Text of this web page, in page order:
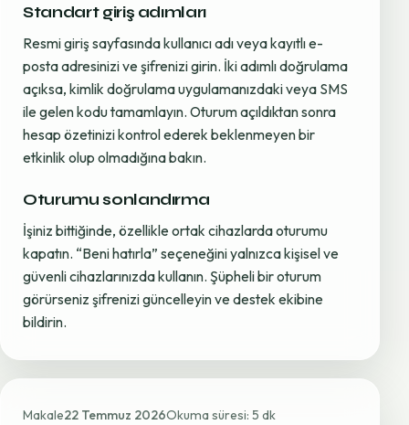
Standart giriş adımları
Resmi giriş sayfasında kullanıcı adı veya kayıtlı e-
posta adresinizi ve şifrenizi girin. İki adımlı doğrulama
açıksa, kimlik doğrulama uygulamanızdaki veya SMS
ile gelen kodu tamamlayın. Oturum açıldıktan sonra
hesap özetinizi kontrol ederek beklenmeyen bir
etkinlik olup olmadığına bakın.
Oturumu sonlandırma
İşiniz bittiğinde, özellikle ortak cihazlarda oturumu
kapatın. “Beni hatırla” seçeneğini yalnızca kişisel ve
güvenli cihazlarınızda kullanın. Şüpheli bir oturum
görürseniz şifrenizi güncelleyin ve destek ekibine
bildirin.
Makale22 Temmuz 2026Okuma süresi: 5 dk